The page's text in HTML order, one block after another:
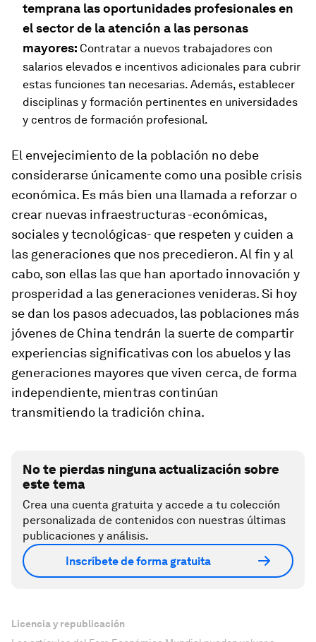
temprana las oportunidades profesionales en
el sector de la atención a las personas
mayores: Contratar a nuevos trabajadores con
salarios elevados e incentivos adicionales para cubrir
estas funciones tan necesarias. Además, establecer
disciplinas y formación pertinentes en universidades
y centros de formación profesional.
El envejecimiento de la población no debe
considerarse únicamente como una posible crisis
económica. Es más bien una llamada a reforzar o
crear nuevas infraestructuras -económicas,
sociales y tecnológicas- que respeten y cuiden a
las generaciones que nos precedieron. Al fin y al
cabo, son ellas las que han aportado innovación y
prosperidad a las generaciones venideras. Si hoy
se dan los pasos adecuados, las poblaciones más
jóvenes de China tendrán la suerte de compartir
experiencias significativas con los abuelos y las
generaciones mayores que viven cerca, de forma
independiente, mientras continúan
transmitiendo la tradición china.
No te pierdas ninguna actualización sobre
este tema
Crea una cuenta gratuita y accede a tu colección
personalizada de contenidos con nuestras últimas
publicaciones y análisis.
Inscríbete de forma gratuita
Licencia y republicación